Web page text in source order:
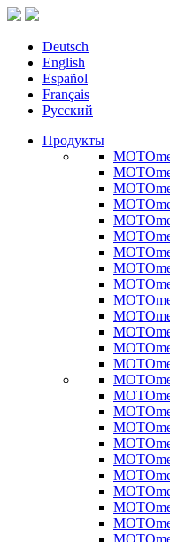
Deutsch
English
Español
Français
Русский
Продукты